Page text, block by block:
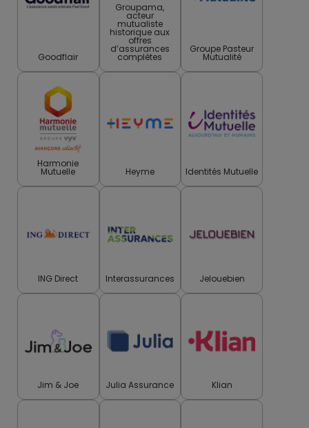
Goodflair
Groupama,
acteur
mutualiste
historique aux
offres
d’assurances
complètes
Groupe Pasteur
Mutualité
Harmonie
Mutuelle Heyme Identités Mutuelle
ING Direct Interassurances Jelouebien
Jim & Joe Julia Assurance Klian